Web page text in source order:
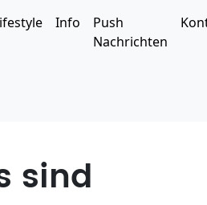
Info
Push
Nachrichten
sind